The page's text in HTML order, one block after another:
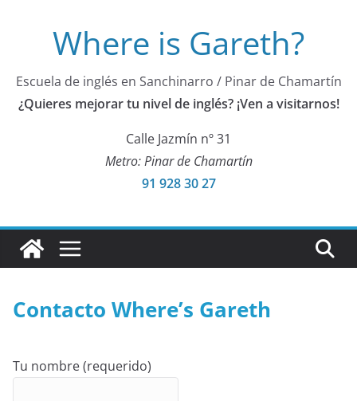
contenidoWhere is Gareth?
Escuela de inglés en Sanchinarro / Pinar de Chamartín
¿Quieres mejorar tu nivel de inglés? ¡Ven a visitarnos!
Calle Jazmín nº 31
Metro: Pinar de Chamartín
91 928 30 27
Contacto Where’s Gareth
Tu nombre (requerido)